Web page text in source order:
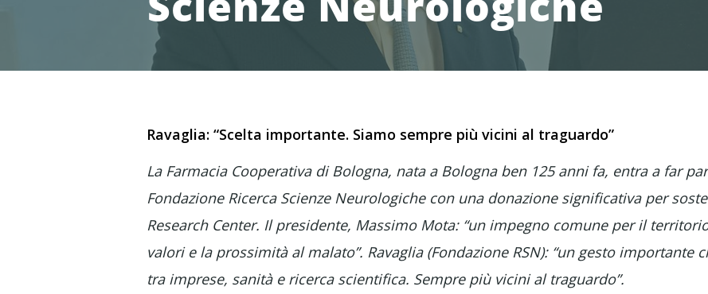
Ravaglia: “Scelta importante. Siamo sempre più vicini al traguardo”
La Farmacia Cooperativa di Bologna, nata a Bologna ben 125 anni fa, entra a far
Fondazione Ricerca Scienze Neurologiche con una donazione significativa per
Research Center. Il presidente, Massimo Mota: “un impegno comune per il
valori e la prossimità al malato”. Ravaglia (Fondazione RSN): “un gesto importante
tra imprese, sanità e ricerca scientifica. Sempre più vicini al traguardo”.